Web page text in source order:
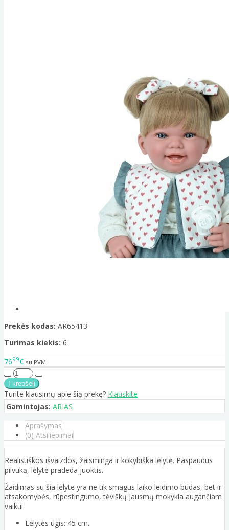
Prekės kodas: AR65413
Turimas kiekis: 6
7699€ su PVM
Turite klausimų apie šią prekę? Klauskite
Gamintojas: ARIAS
Aprašymas
(0) Atsiliepimai
Realistiškos išvaizdos, žaisminga ir kokybiška lėlytė. Paspaudus
pilvuką, lėlytė pradeda juoktis.
Žaidimas su šia lėlyte yra ne tik smagus laiko leidimo būdas, bet ir
atsakomybės, rūpestingumo, tėviškų jausmų mokykla augančiam
vaikui.
Lėlytės ūgis: 45 cm.